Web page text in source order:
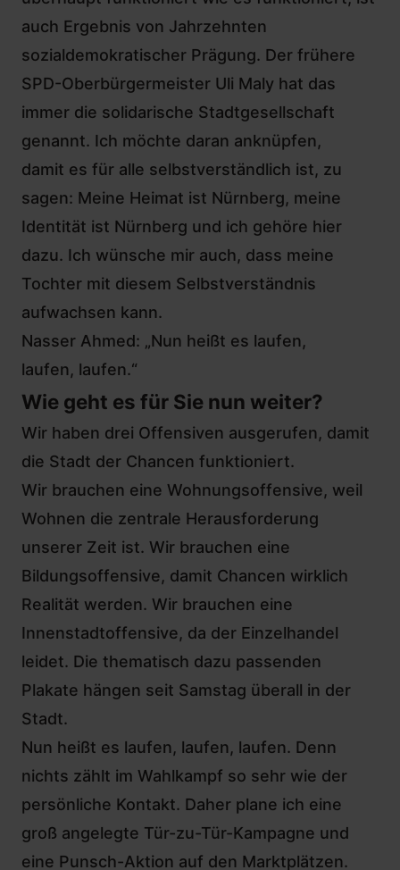
auch Ergebnis von Jahrzehnten
sozialdemokratischer Prägung. Der frühere
SPD-Oberbürgermeister Uli Maly hat das
immer die solidarische Stadtgesellschaft
genannt. Ich möchte daran anknüpfen,
damit es für alle selbstverständlich ist, zu
sagen: Meine Heimat ist Nürnberg, meine
Identität ist Nürnberg und ich gehöre hier
dazu. Ich wünsche mir auch, dass meine
Tochter mit diesem Selbstverständnis
aufwachsen kann.
Nasser Ahmed: „Nun heißt es laufen,
laufen, laufen.“
Wie geht es für Sie nun weiter?
Wir haben drei Offensiven ausgerufen, damit
die Stadt der Chancen funktioniert.
Wir brauchen eine Wohnungsoffensive, weil
Wohnen die zentrale Herausforderung
unserer Zeit ist. Wir brauchen eine
Bildungsoffensive, damit Chancen wirklich
Realität werden. Wir brauchen eine
Innenstadtoffensive, da der Einzelhandel
leidet. Die thematisch dazu passenden
Plakate hängen seit Samstag überall in der
Stadt.
Nun heißt es laufen, laufen, laufen. Denn
nichts zählt im Wahlkampf so sehr wie der
persönliche Kontakt. Daher plane ich eine
groß angelegte Tür-zu-Tür-Kampagne und
eine Punsch-Aktion auf den Marktplätzen.